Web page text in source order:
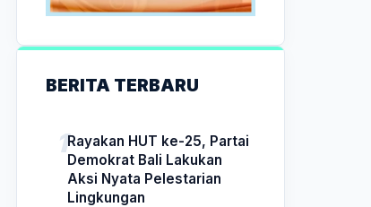
BERITA TERBARU
Rayakan HUT ke-25, Partai
Demokrat Bali Lakukan
Aksi Nyata Pelestarian
Lingkungan